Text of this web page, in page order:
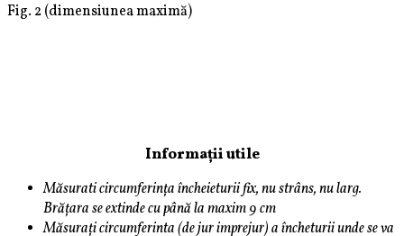
Fig. 2 (dimensiunea maximă)
Informații utile
Măsurati circumferința încheieturii fix, nu strâns, nu larg.
Brățara se extinde cu până la maxim 9 cm
Măsurați circumferinta (de jur imprejur) a încheturii unde se va